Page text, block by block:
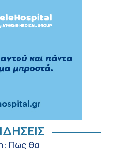
χρήσιμες οδηγίες
Σταυρό
– Ένας πυλώνας
και καλοκαίρι –
Ντυνάν): H θερμική
Πως θα